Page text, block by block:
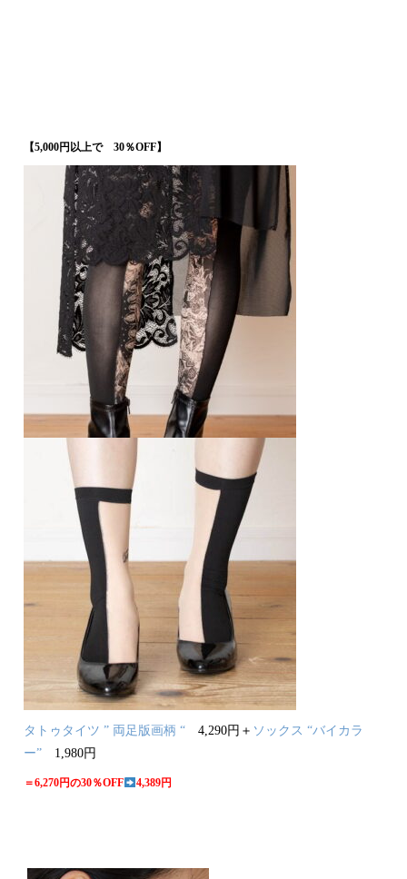
【5,000円以上で 30％OFF】
タトゥタイツ ” 両足版画柄 “ 4,290円＋ ソックス “バイカラ
ー” 1,980円
＝6,270円の30％OFF 4,389円